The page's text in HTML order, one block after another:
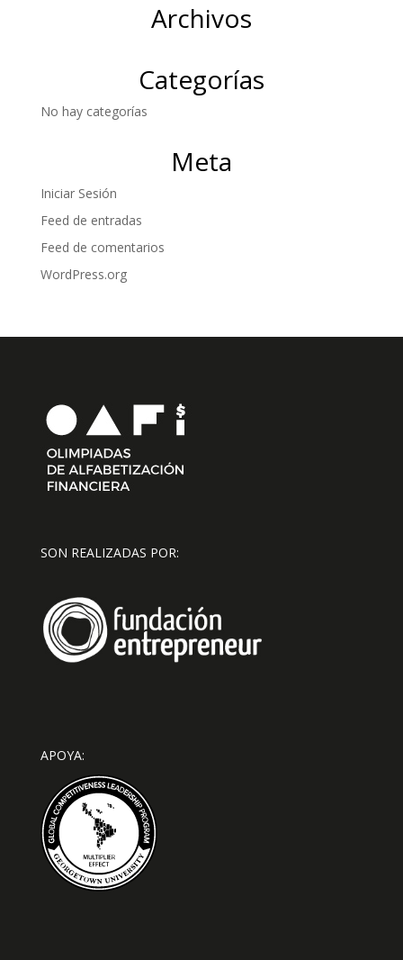
Archivos
Categorías
No hay categorías
Meta
Iniciar Sesión
Feed de entradas
Feed de comentarios
WordPress.org
SON REALIZADAS POR:
APOYA: